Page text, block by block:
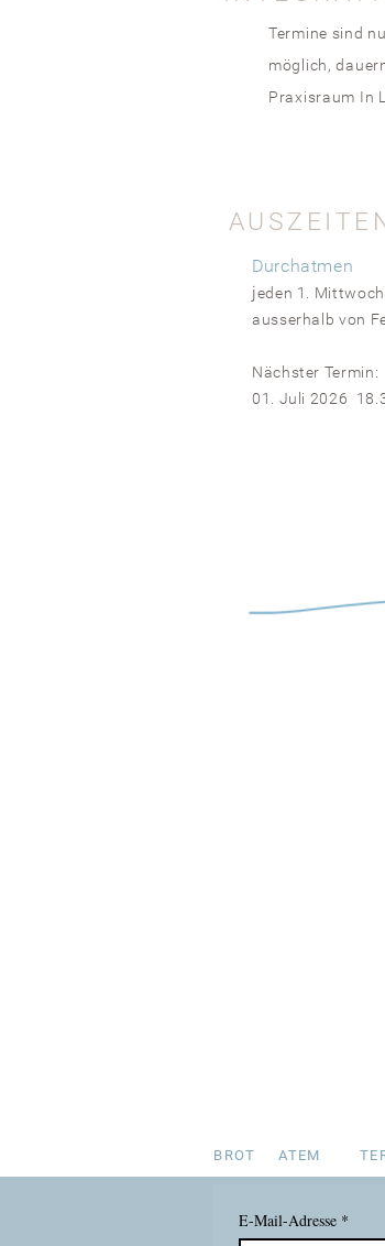
Termine sind
möglich,
Praxisraum In
Durchatmen
jeden 1. Mittwoch
ausserhalb von
Nächster Termin:
01. Juli 2026
BROT ATEM
E-Mail-Adresse *